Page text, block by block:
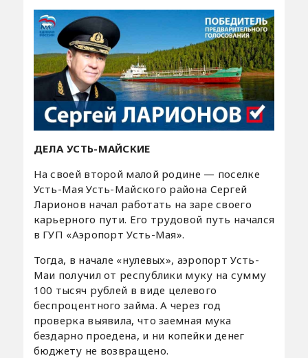
ДЕЛА УСТЬ-МАЙСКИЕ
На своей второй малой родине — поселке
Усть-Мая Усть-Майского района Сергей
Ларионов начал работать на заре своего
карьерного пути. Его трудовой путь начался
в ГУП «Аэропорт Усть-Мая».
Тогда, в начале «нулевых», аэропорт Усть-
Маи получил от республики муку на сумму
100 тысяч рублей в виде целевого
беспроцентного займа. А через год
проверка выявила, что заемная мука
бездарно проедена, и ни копейки денег
бюджету не возвращено.